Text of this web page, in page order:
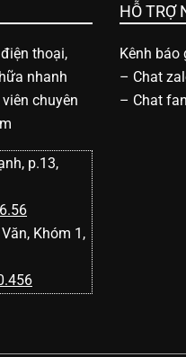
thoại,
nhanh
chuyên
p.13,
Khóm 1,
HỖ TRỢ
Kênh báo
– Chat
– Chat